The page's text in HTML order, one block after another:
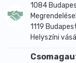
1084
1119
Helyszíni